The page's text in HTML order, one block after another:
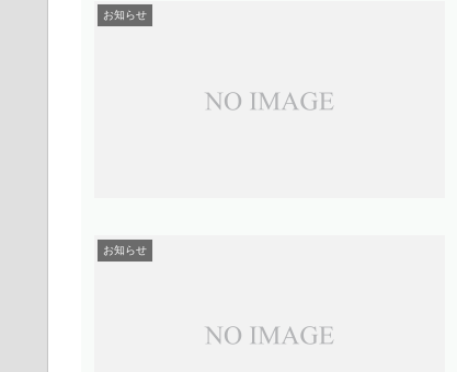
お知らせ
お知らせ